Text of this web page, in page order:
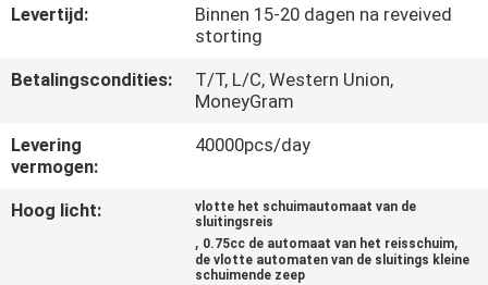
PRIVACY
POLICY
Levertijd:
Binnen 15-20 dagen na reveived
storting
Betalingscondities:
T/T, L/C, Western Union,
MoneyGram
Levering
vermogen:
40000pcs/day
Hoog licht:
vlotte het schuimautomaat van de
sluitingsreis
, 0.75cc de automaat van het reisschuim,
de vlotte automaten van de sluitings kleine
schuimende zeep